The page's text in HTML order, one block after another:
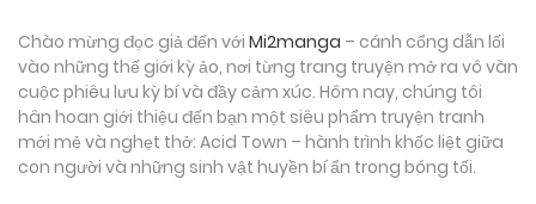
Chào mừng đọc giả đến với Mi2manga – cánh cổng dẫn lối
vào những thế giới kỳ ảo, nơi từng trang truyện mở ra vô vàn
cuộc phiêu lưu kỳ bí và đầy cảm xúc. Hôm nay, chúng tôi
hân hoan giới thiệu đến bạn một siêu phẩm truyện tranh
mới mẻ và nghẹt thở: Acid Town – hành trình khốc liệt giữa
con người và những sinh vật huyền bí ẩn trong bóng tối.